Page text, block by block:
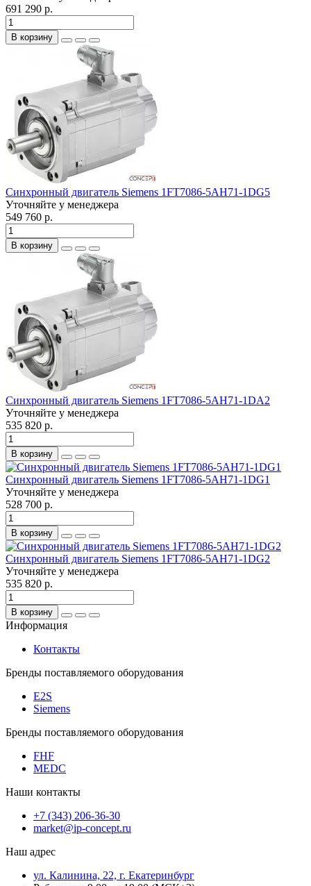
691 290 р.
В корзину
Синхронный двигатель Siemens 1FT7086-5AH71-1DG5
Уточняйте у менеджера
549 760 р.
В корзину
Синхронный двигатель Siemens 1FT7086-5AH71-1DA2
Уточняйте у менеджера
535 820 р.
В корзину
Синхронный двигатель Siemens 1FT7086-5AH71-1DG1
Уточняйте у менеджера
528 700 р.
В корзину
Синхронный двигатель Siemens 1FT7086-5AH71-1DG2
Уточняйте у менеджера
535 820 р.
В корзину
Информация
Контакты
Бренды поставляемого оборудования
E2S
Siemens
Бренды поставляемого оборудования
FHF
MEDC
Наши контакты
+7 (343) 206-36-30
market@ip-concept.ru
Наш адрес
ул. Калинина, 22, г. Екатеринбург